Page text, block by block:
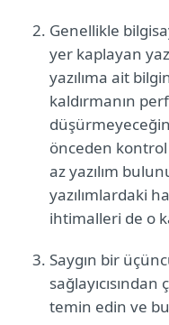
Genellikle
yer kaplayan
yazılıma ait
kaldırmanın
önceden
az yazılım
yazılımlardaki
ihtimalleri de o
Saygın bir
sağlayıcısından
temin edin ve bu